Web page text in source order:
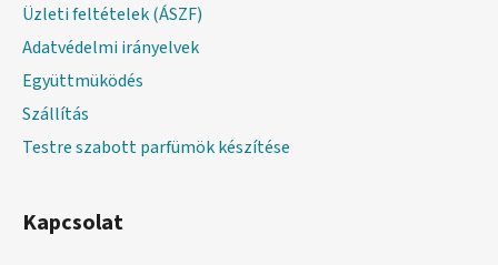
Üzleti feltételek (ÁSZF)
Adatvédelmi irányelvek
Együttmüködés
Szállítás
Testre szabott parfümök készítése
Kapcsolat